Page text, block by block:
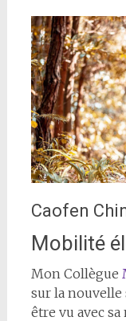
Caofen
Mobilité
Mon Collègue
sur la nouvelle
être vu avec sa